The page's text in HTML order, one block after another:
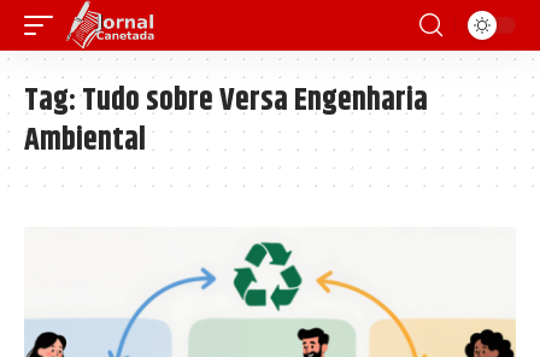
Tag:Tudo sobre Versa Engenharia
Ambiental